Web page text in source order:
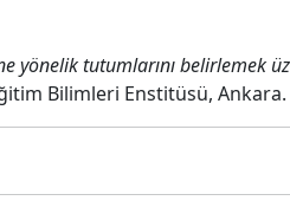
tutumlarını belirlemek
Bilimleri Enstitüsü, Ankara.